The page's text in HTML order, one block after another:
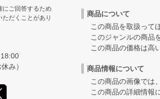
にご回答するため
だくことがあり
み）
商品について
この商品を取扱って
このジャンルの商品
この商品の価格は高
商品情報について
この商品の画像では
この商品の詳細情報